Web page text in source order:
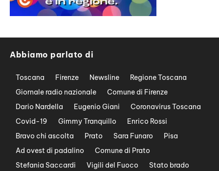
Abbiamo parlato di
Toscana Firenze Newsline
Regione Toscana
Giornale radio nazionale
Comune di Firenze
Dario Nardella
Eugenio Giani
Coronavirus Toscana
Covid-19
Gimmy Tranquillo
Enrico Rossi
Bravo chi ascolta
Prato Sara Funaro
Pisa
Ad ovest di padalino
Comune di Prato
Stefania Saccardi
Vigili del Fuoco
Stato brado